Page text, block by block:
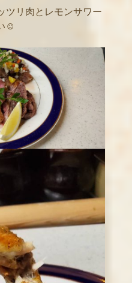
ツリ肉とレモンサワー
☺️